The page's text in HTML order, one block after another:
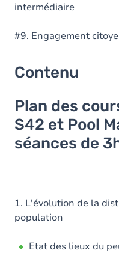
intermédiaire
#9. Engagement
Contenu
Plan des
S42 et Pool
séances de
1. L'évolution de la
population
Etat des lieux du